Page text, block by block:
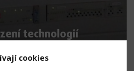
technologií
cookies